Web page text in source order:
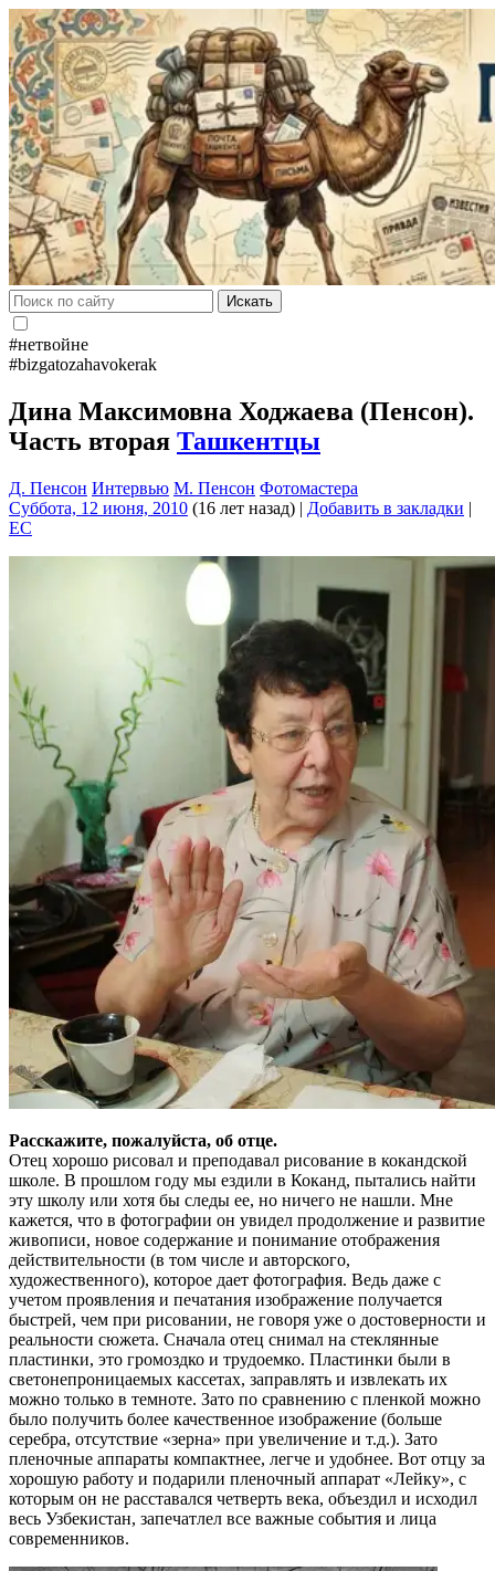
Искать
#нетвойне
#bizgatozahavokerak
Дина Максимовна Ходжаева (Пенсон).
Часть вторая Ташкентцы
Д. Пенсон Интервью М. Пенсон Фотомастера
Суббота, 12 июня, 2010 (16 лет назад) | Добавить в закладки |
EC
Расскажите, пожалуйста, об отце.
Отец хорошо рисовал и преподавал рисование в кокандской
школе. В прошлом году мы ездили в Коканд, пытались найти
эту школу или хотя бы следы ее, но ничего не нашли. Мне
кажется, что в фотографии он увидел продолжение и развитие
живописи, новое содержание и понимание отображения
действительности (в том числе и авторского,
художественного), которое дает фотография. Ведь даже с
учетом проявления и печатания изображение получается
быстрей, чем при рисовании, не говоря уже о достоверности и
реальности сюжета. Сначала отец снимал на стеклянные
пластинки, это громоздко и трудоемко. Пластинки были в
светонепроницаемых кассетах, заправлять и извлекать их
можно только в темноте. Зато по сравнению с пленкой можно
было получить более качественное изображение (больше
серебра, отсутствие «зерна» при увеличение и т.д.). Зато
пленочные аппараты компактнее, легче и удобнее. Вот отцу за
хорошую работу и подарили пленочный аппарат «Лейку», с
которым он не расставался четверть века, объездил и исходил
весь Узбекистан, запечатлел все важные события и лица
современников.